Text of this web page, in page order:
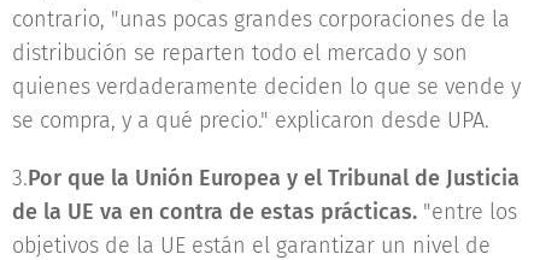
contrario, "unas pocas grandes corporaciones de la
distribución se reparten todo el mercado y son
quienes verdaderamente deciden lo que se vende y
se compra, y a qué precio." explicaron desde UPA.
3.Por que la Unión Europea y el Tribunal de Justicia
de la UE va en contra de estas prácticas. "entre los
objetivos de la UE están el garantizar un nivel de